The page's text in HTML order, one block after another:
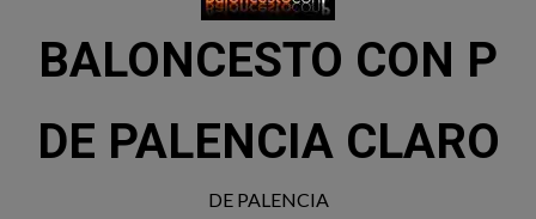
BALONCESTO CON P
DE PALENCIA CLARO
DE PALENCIA